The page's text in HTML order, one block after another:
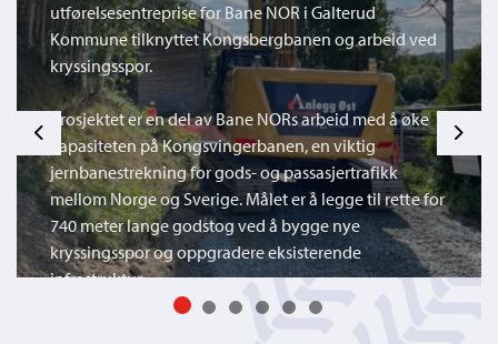
Previous
utførelsesentreprise for Bane NOR i Galterud
Kommune tilknyttet Kongsbergbanen og arbeid ved
kryssingsspor.
Prosjektet er en del av Bane NORs arbeid med å øke
kapasiteten på Kongsvingerbanen, en viktig
jernbanestrekning for gods- og passasjertrafikk
mellom Norge og Sverige. Målet er å legge til rette for
740 meter lange godstog ved å bygge nye
kryssingsspor og oppgradere eksisterende
infrastruktur.
Next